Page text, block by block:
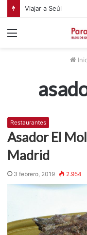
Viajar a Seúl
Restaurantes
Asador El
Madrid
3 febrero, 2019 2.954